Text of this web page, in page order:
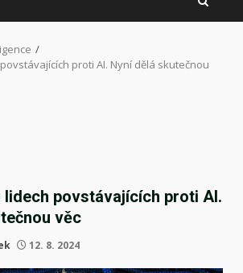
proti AI. Nyní dělá skutečnou
lidech povstávajících proti AI.
věc
12. 8. 2024